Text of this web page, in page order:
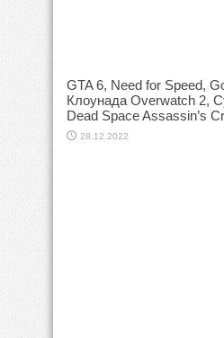
GTA 6, Need for Speed,
Клоунада Overwatch 2,
Dead Space Assassin’s
28.12.2022